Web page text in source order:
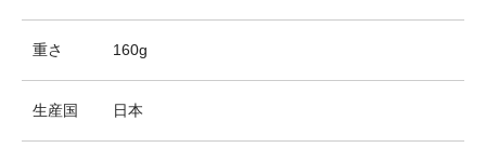
重さ 160g
生産国 日本